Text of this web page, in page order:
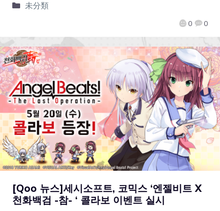
0 0
未分類
[Qoo 뉴스]세시소프트, 코믹스 ‘엔젤비트 X
천화백검 -참- ‘ 콜라보 이벤트 실시